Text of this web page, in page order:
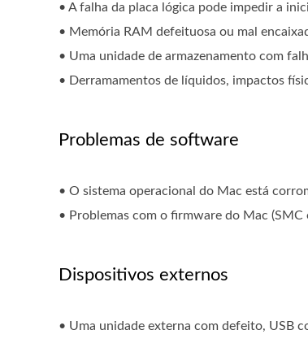
• A falha da placa lógica pode impedir a
• Memória RAM defeituosa ou mal
• Uma unidade de armazenamento com
• Derramamentos de líquidos, impactos
Problemas de software
• O sistema operacional do Mac está
• Problemas com o firmware do Mac (SMC
Dispositivos externos
• Uma unidade externa com defeito, USB